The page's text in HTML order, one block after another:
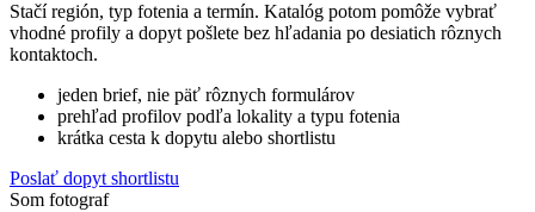
Stačí región, typ fotenia a termín. Katalóg potom pomôže vybrať
vhodné profily a dopyt pošlete bez hľadania po desiatich rôznych
kontaktoch.
jeden brief, nie päť rôznych formulárov
prehľad profilov podľa lokality a typu fotenia
krátka cesta k dopytu alebo shortlistu
Poslať dopyt shortlistu
Som fotograf